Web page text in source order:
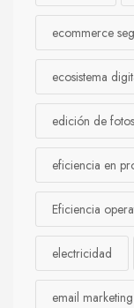
ecommerce
ecosistema
edición de fotos
eficiencia en
Eficiencia
electricidad
email marketing